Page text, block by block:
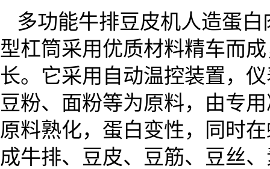
多功能牛排豆皮机人造蛋
型杠筒采用优质材料精车而
长。它采用自动温控装置，
豆粉、面粉等为原料，由专
原料熟化，蛋白变性，同时
成牛排、豆皮、豆筋、豆丝